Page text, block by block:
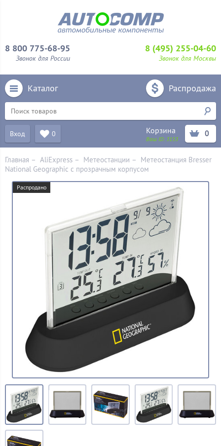
8 800 775-68-95
Звонок для России
8 (495) 255-04-60
Звонок для Москвы
Каталог Распродажа
Вход 0 Корзина
Ваш ID: 3153
0
Главная – AliExpress – Метеостанции – Метеостанция Bresser
National Geographic с прозрачным корпусом
Распродано